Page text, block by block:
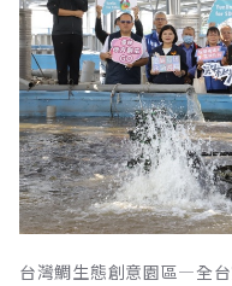
台灣鯛生態創意園區—全台